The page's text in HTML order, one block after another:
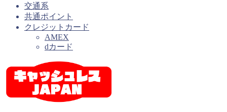
交通系
共通ポイント
クレジットカード
AMEX
dカード